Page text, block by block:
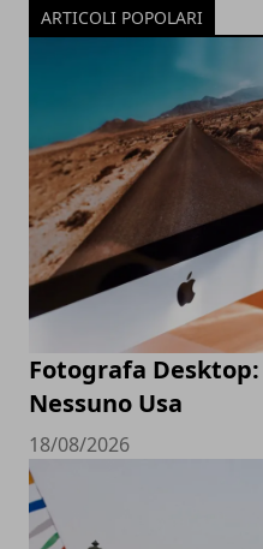
ARTICOLI POPOLARI
Fotografa
Nessuno Usa
18/08/2026